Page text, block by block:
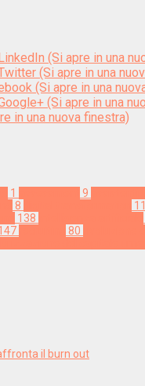
(Si apre in una
(Si apre in una
(Si apre in una
(Si apre in una
in una nuova finestra)
1 9
8
138
80
il burn out